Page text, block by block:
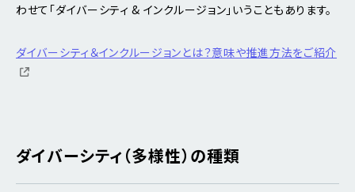
わせて「ダイバーシティ & インクルージョン」いうこともあります。
ダイバーシティ＆インクルージョンとは？意味や推進方法をご紹介
ダイバーシティ（多様性）の種類